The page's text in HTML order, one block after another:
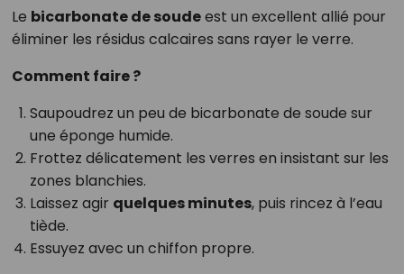
Le bicarbonate de soudeest un excellent allié pour
éliminer les résidus calcaires sans rayer le verre.
Comment faire ?
Saupoudrez un peu de bicarbonate de soude sur
une éponge humide.
Frottez délicatement les verres en insistant sur les
zones blanchies.
Laissez agir quelques minutes, puis rincez à l’eau
tiède.
Essuyez avec un chiffon propre.